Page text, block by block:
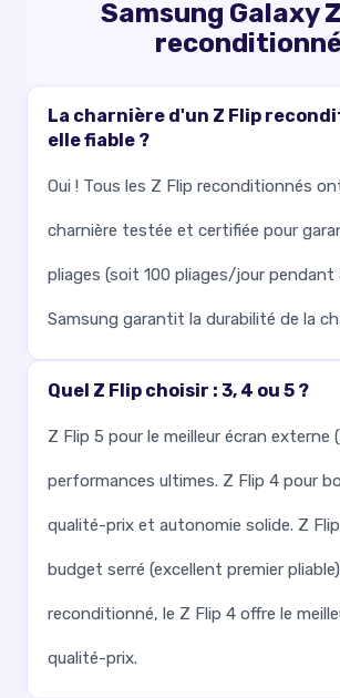
Samsung Galaxy
La charnière d'un Z Flip
elle fiable ?
Oui ! Tous les Z Flip reconditionnés
charnière testée et certifiée pour
pliages (soit 100 pliages/jour pendant
Samsung garantit la durabilité de la
Quel Z Flip choisir : 3, 4 ou 5 ?
Z Flip 5 pour le meilleur écran externe
performances ultimes. Z Flip 4 pour
qualité-prix et autonomie solide. Z
budget serré (excellent premier
reconditionné, le Z Flip 4 offre le
qualité-prix.